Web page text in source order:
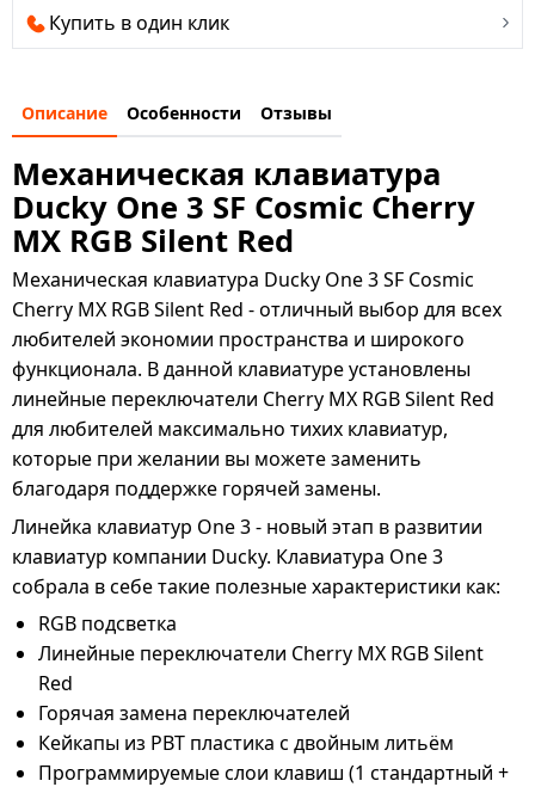
Купить в один клик
Описание Особенности Отзывы
Механическая клавиатура
Ducky One 3 SF Cosmic Cherry
MX RGB Silent Red
Механическая клавиатура Ducky One 3 SF Cosmic
Cherry MX RGB Silent Red - отличный выбор для всех
любителей экономии пространства и широкого
функционала. В данной клавиатуре установлены
линейные переключатели Cherry MX RGB Silent Red
для любителей максимально тихих клавиатур,
которые при желании вы можете заменить
благодаря поддержке горячей замены.
Линейка клавиатур One 3 - новый этап в развитии
клавиатур компании Ducky. Клавиатура One 3
собрала в себе такие полезные характеристики как:
RGB подсветка
Линейные переключатели Cherry MX RGB Silent
Red
Горячая замена переключателей
Кейкапы из PBT пластика с двойным литьём
Программируемые слои клавиш (1 стандартный +